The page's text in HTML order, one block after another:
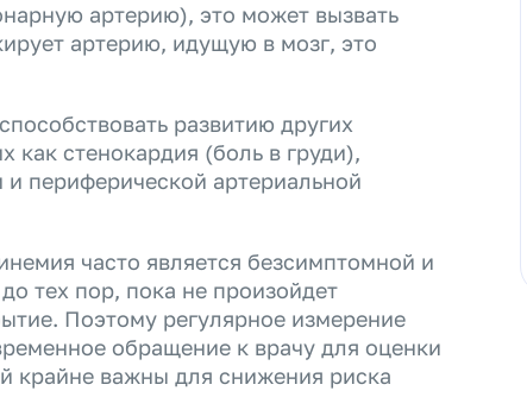
артерию), это может вызвать
артерию, идущую в мозг, это
развитию других
как стенокардия (боль в груди),
периферической артериальной
часто является безсимптомной и
тех пор, пока не произойдет
Поэтому регулярное измерение
обращение к врачу для оценки
крайне важны для снижения риска